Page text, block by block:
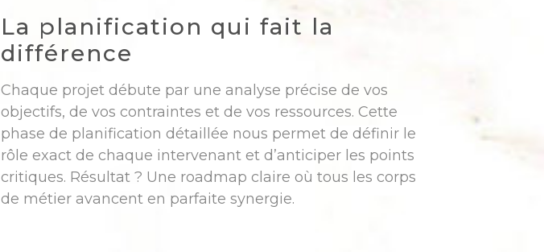
La planification qui fait la
différence
Chaque projet débute par une analyse précise de vos
objectifs, de vos contraintes et de vos ressources. Cette
phase de planification détaillée nous permet de définir le
rôle exact de chaque intervenant et d’anticiper les points
critiques. Résultat ? Une roadmap claire où tous les corps
de métier avancent en parfaite synergie.